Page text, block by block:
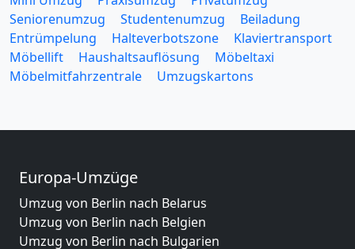
Seniorenumzug
Studentenumzug
Beiladung
Entrümpelung
Halteverbotszone
Klaviertransport
Möbellift
Haushaltsauflösung
Möbeltaxi
Möbelmitfahrzentrale
Umzugskartons
Europa-Umzüge
Umzug von Berlin nach Belarus
Umzug von Berlin nach Belgien
Umzug von Berlin nach Bulgarien